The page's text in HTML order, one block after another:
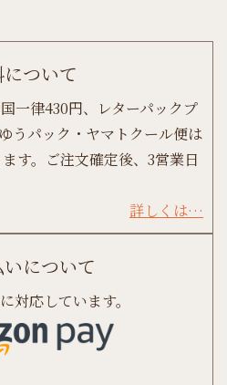
ついて
一律430円、レターパックプ
うパック・ヤマトクール便は
す。ご注文確定後、3営業日
詳しくは…
について
対応しています。